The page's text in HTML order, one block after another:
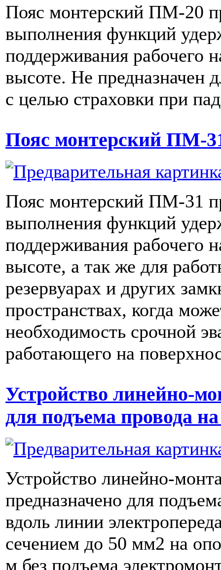
Пояс монтерский ПМ-20
выполнения функций
поддерживания рабочего
высоте. Не предназначен
с целью страховки при
Пояс монтерский ПМ-
Пояс монтерский ПМ-31
выполнения функций
поддерживания рабочего
высоте, а так же для
резервуарах и других
пространствах, когда
необходимость срочной
работающего на
Устройство линейно-
для подъема провода
Устройство линейно-
предназначено для
вдоль линии
сечением до 50 мм2 на
м без подъема